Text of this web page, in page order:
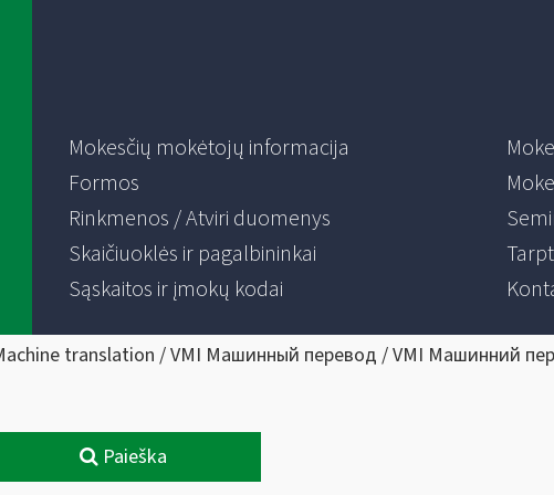
Mokesčių mokėtojų informacija
Formos
Rinkmenos / Atviri duomenys
Skaičiuoklės ir pagalbininkai
Sąskaitos ir įmokų kodai
translation / VMI Машинный перевод / VMI Машинний
Paieška